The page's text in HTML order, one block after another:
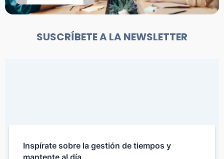
SUSCRÍBETE A LA NEWSLETTER